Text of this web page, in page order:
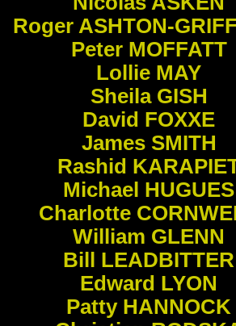
Roger ASHTON-
Peter MOFFATT
Lollie MAY
Sheila GISH
David FOXXE
James SMITH
Rashid
Michael HUGUES
Charlotte
William GLENN
Bill LEADBITTER
Edward LYON
Patty HANNOCK